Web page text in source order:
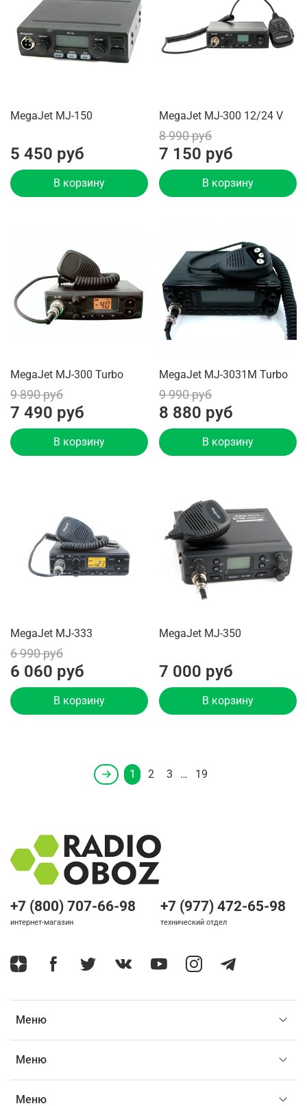
MegaJet MJ-150
5 450 руб
В корзину
MegaJet MJ-300 12/24 V
8 990 руб
7 150 руб
В корзину
MegaJet MJ-300 Turbo
9 890 руб
7 490 руб
В корзину
MegaJet MJ-3031M Turbo
9 990 руб
8 880 руб
В корзину
MegaJet MJ-333
6 990 руб
6 060 руб
В корзину
MegaJet MJ-350
7 000 руб
В корзину
1 2 3 … 19
Меню
Меню
Меню
+7 (800) 707-66-98
интернет-магазин
+7 (977) 472-65-98
технический отдел